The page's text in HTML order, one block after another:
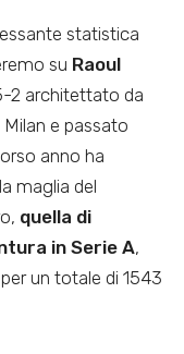
statistica
su Raoul
2 architettato da
e passato
anno ha
maglia del
quella di
in Serie A,
un totale di 1543